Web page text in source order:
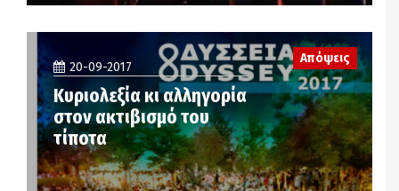
20-09-2017
Κυριολεξία κι αλληγορία
στον ακτιβισμό του
τίποτα
Απόψεις